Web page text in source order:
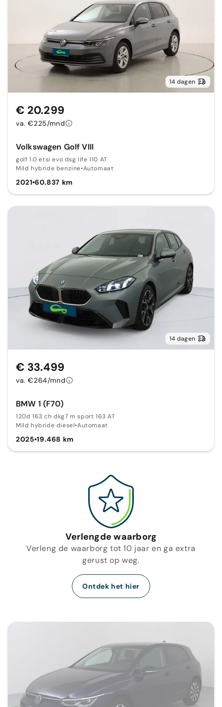
14 dagen
Volkswagen Golf VIII
golf 1.0 etsi evo dsg life 110 AT
Mild hybride benzine•Automaat
2021•60.837 km
€ 20.299
va. €225/mnd
14 dagen
BMW 1 (F70)
120d 163 ch dkg7 m sport 163 AT
Mild hybride diesel•Automaat
2025•19.468 km
€ 33.499
va. €264/mnd
Verlengde waarborg
Verleng de waarborg tot 10 jaar en ga extra
gerust op weg.
Ontdek het hier